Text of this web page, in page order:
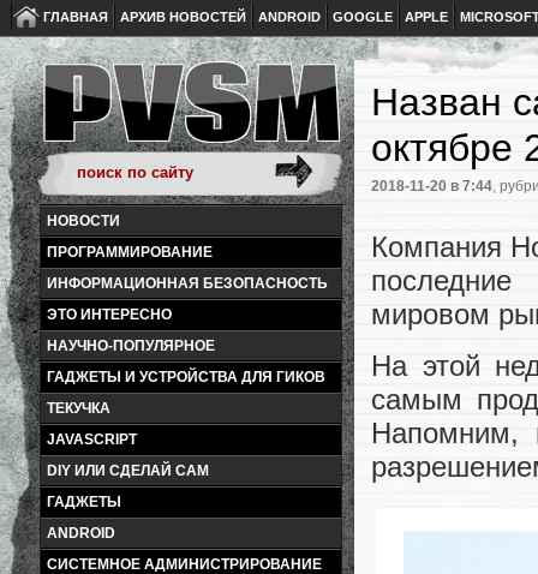
ГЛАВНАЯ АРХИВ НОВОСТЕЙ ANDROID GOOGLE APPLE
НОВОСТИ
ПРОГРАММИРОВАНИЕ
ИНФОРМАЦИОННАЯ БЕЗОПАСНОСТЬ
ЭТО ИНТЕРЕСНО
НАУЧНО-ПОПУЛЯРНОЕ
ГАДЖЕТЫ И УСТРОЙСТВА ДЛЯ ГИКОВ
ТЕКУЧКА
JAVASCRIPT
DIY ИЛИ СДЕЛАЙ САМ
ГАДЖЕТЫ
ANDROID
СИСТЕМНОЕ АДМИНИСТРИРОВАНИЕ
Назван
октябре
2018-11-20 в 7:44,
Компания
мировом
На этой
самым
Напомним,